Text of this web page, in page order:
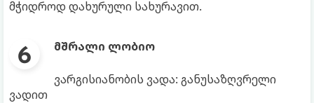
მჭიდროდ დახურული სახურავით.
მშრალი ლობიო
ვარგისიანობის ვადა: განუსაზღვრელი
ვადით